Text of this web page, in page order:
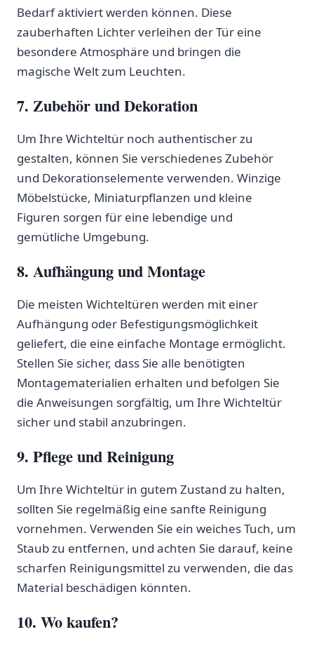
Bedarf aktiviert werden können. Diese
zauberhaften Lichter verleihen der Tür eine
besondere Atmosphäre und‌ bringen die
magische Welt zum ‍Leuchten.
7. Zubehör und Dekoration
Um Ihre‌ Wichteltür noch authentischer zu ​
gestalten, können Sie verschiedenes Zubehör
und Dekorationselemente verwenden. Winzige
Möbelstücke, Miniaturpflanzen und ‌kleine
Figuren sorgen‌ für eine lebendige und
gemütliche ⁣Umgebung.
8. ‌Aufhängung und Montage
Die meisten‍ Wichteltüren werden ‌mit ‍einer
⁤Aufhängung oder Befestigungsmöglichkeit
geliefert, die eine einfache ⁤Montage ermöglicht.
Stellen Sie sicher,⁣ dass ‍Sie ‍alle benötigten
Montagematerialien erhalten und befolgen Sie
die Anweisungen sorgfältig, um ⁤Ihre Wichteltür
‌sicher und stabil anzubringen.
9.⁢ Pflege und Reinigung
Um Ihre Wichteltür ‌in gutem Zustand zu halten,
sollten Sie⁣ regelmäßig⁤ eine sanfte Reinigung
vornehmen. Verwenden Sie ein weiches Tuch, um
Staub zu entfernen, und achten Sie darauf, keine
scharfen Reinigungsmittel zu verwenden, die das
Material beschädigen könnten.
10. Wo kaufen?